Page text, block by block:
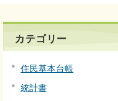
カテゴリー
住民基本台帳
統計書